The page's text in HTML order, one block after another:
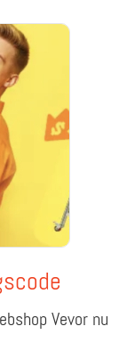
Vevor nu